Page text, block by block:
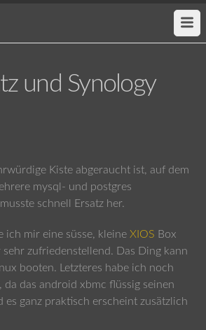
und Synology
Kiste abgeraucht ist, auf dem
mysql- und postgres
schnell Ersatz her.
ich mir eine süsse, kleine XIOS Box
zufriedenstellend. Das Ding kann
booten. Letzteres habe ich noch
das android xbmc flüssig seinen
es ganz praktisch erscheint zusätzlich